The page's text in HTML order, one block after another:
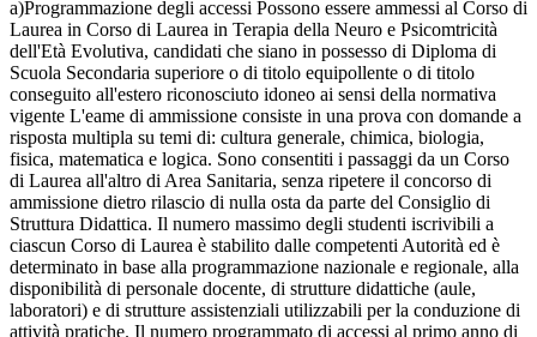
a)Programmazione degli accessi Possono essere ammessi al Corso di
Laurea in Corso di Laurea in Terapia della Neuro e Psicomtricità
dell'Età Evolutiva, candidati che siano in possesso di Diploma di
Scuola Secondaria superiore o di titolo equipollente o di titolo
conseguito all'estero riconosciuto idoneo ai sensi della normativa
vigente L'eame di ammissione consiste in una prova con domande a
risposta multipla su temi di: cultura generale, chimica, biologia,
fisica, matematica e logica. Sono consentiti i passaggi da un Corso
di Laurea all'altro di Area Sanitaria, senza ripetere il concorso di
ammissione dietro rilascio di nulla osta da parte del Consiglio di
Struttura Didattica. Il numero massimo degli studenti iscrivibili a
ciascun Corso di Laurea è stabilito dalle competenti Autorità ed è
determinato in base alla programmazione nazionale e regionale, alla
disponibilità di personale docente, di strutture didattiche (aule,
laboratori) e di strutture assistenziali utilizzabili per la conduzione di
attività pratiche. Il numero programmato di accessi al primo anno di